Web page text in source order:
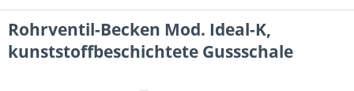
Rohrventil-Becken Mod. Ideal-K,
kunststoffbeschichtete Gussschale